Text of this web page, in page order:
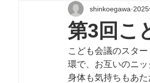
第3回こ
shinkoegawa
こども会議のスタ
環で、お互いのニ
身体も気持ちもあ